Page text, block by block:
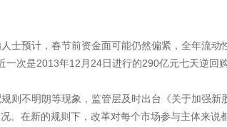
士预计，春节前资金面可能仍然偏紧，全年流
次是2013年12月24日进行的290亿元七天逆回
则不明朗等现象，监管层及时出台《关于加强
。在新的规则下，改革对每个市场参与主体来说